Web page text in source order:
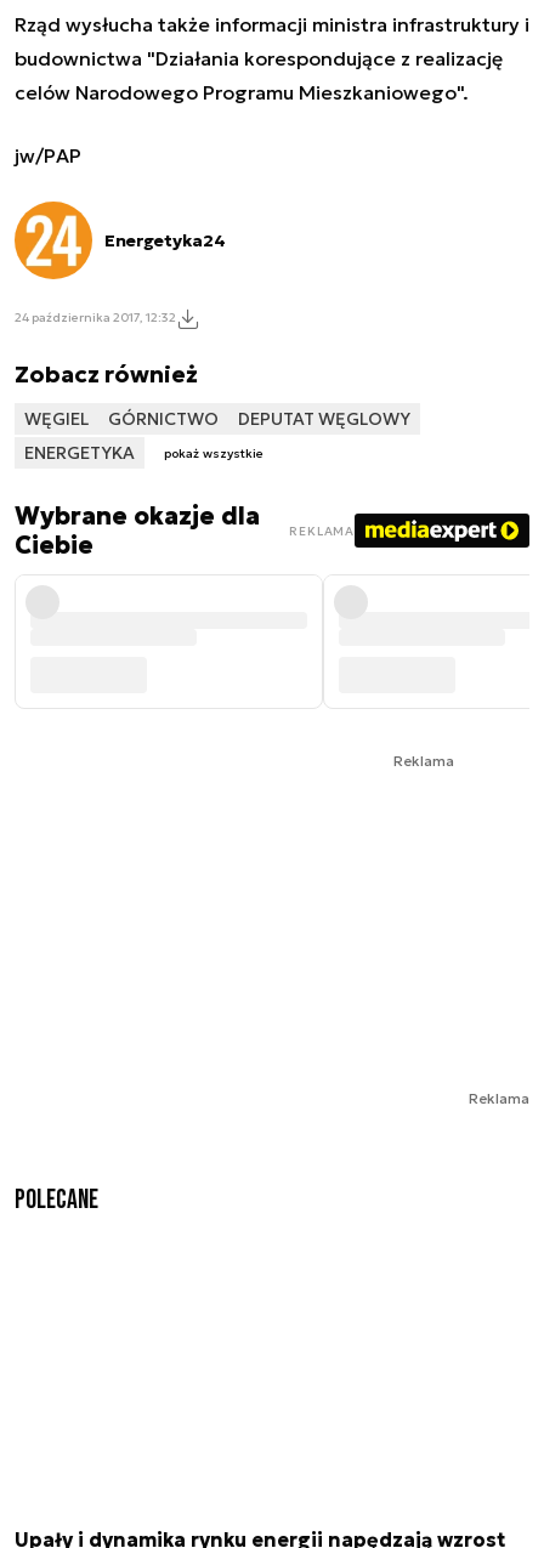
Rząd wysłucha także informacji ministra infrastruktury i
budownictwa "Działania korespondujące z realizację
celów Narodowego Programu Mieszkaniowego".
jw/PAP
Energetyka24
24 października 2017, 12:32
Zobacz również
WĘGIEL GÓRNICTWO
DEPUTAT WĘGLOWY
ENERGETYKA
pokaż wszystkie
Wybrane okazje dla
Ciebie
REKLAMA
Reklama
Reklama
Polecane
Upały i dynamika rynku energii napędzają wzrost